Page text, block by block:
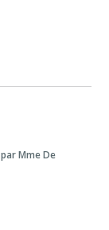
Mme De